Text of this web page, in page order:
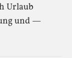
Urlaub
und —